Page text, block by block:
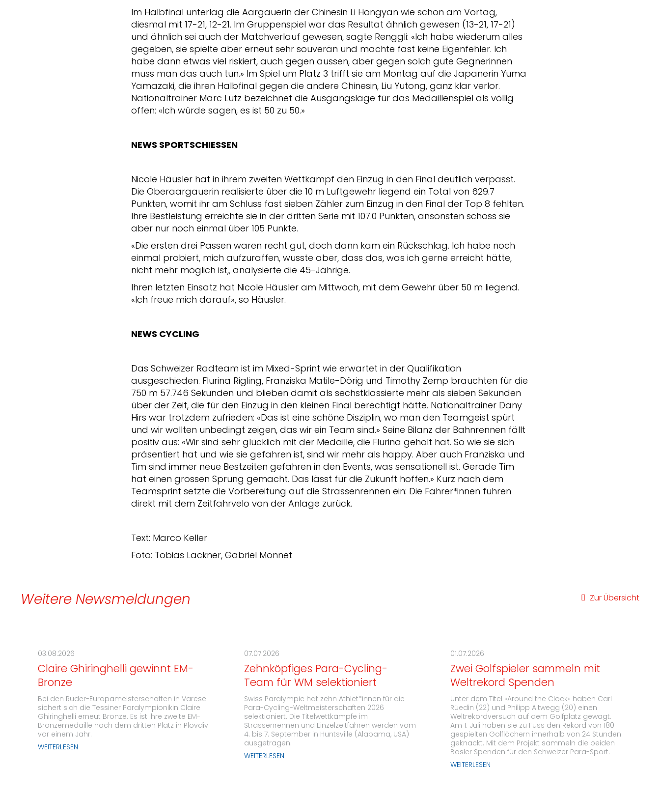
Im Halbfinal unterlag die Aargauerin der Chinesin Li Hongyan wie schon am Vortag,
diesmal mit 17-21, 12-21. Im Gruppenspiel war das Resultat ähnlich gewesen (13-21, 17-21)
und ähnlich sei auch der Matchverlauf gewesen, sagte Renggli: «Ich habe wiederum alles
gegeben, sie spielte aber erneut sehr souverän und machte fast keine Eigenfehler. Ich
habe dann etwas viel riskiert, auch gegen aussen, aber gegen solch gute Gegnerinnen
muss man das auch tun.» Im Spiel um Platz 3 trifft sie am Montag auf die Japanerin Yuma
Yamazaki, die ihren Halbfinal gegen die andere Chinesin, Liu Yutong, ganz klar verlor.
Nationaltrainer Marc Lutz bezeichnet die Ausgangslage für das Medaillenspiel als völlig
offen: «Ich würde sagen, es ist 50 zu 50.»
NEWS SPORTSCHIESSEN
Nicole Häusler hat in ihrem zweiten Wettkampf den Einzug in den Final deutlich verpasst.
Die Oberaargauerin realisierte über die 10 m Luftgewehr liegend ein Total von 629.7
Punkten, womit ihr am Schluss fast sieben Zähler zum Einzug in den Final der Top 8 fehlten.
Ihre Bestleistung erreichte sie in der dritten Serie mit 107.0 Punkten, ansonsten schoss sie
aber nur noch einmal über 105 Punkte.
«Die ersten drei Passen waren recht gut, doch dann kam ein Rückschlag. Ich habe noch
einmal probiert, mich aufzuraffen, wusste aber, dass das, was ich gerne erreicht hätte,
nicht mehr möglich ist,, analysierte die 45-Jährige.
Ihren letzten Einsatz hat Nicole Häusler am Mittwoch, mit dem Gewehr über 50 m liegend.
«Ich freue mich darauf», so Häusler.
NEWS CYCLING
Das Schweizer Radteam ist im Mixed-Sprint wie erwartet in der Qualifikation
ausgeschieden. Flurina Rigling, Franziska Matile-Dörig und Timothy Zemp brauchten für die
750 m 57.746 Sekunden und blieben damit als sechstklassierte mehr als sieben Sekunden
über der Zeit, die für den Einzug in den kleinen Final berechtigt hätte. Nationaltrainer Dany
Hirs war trotzdem zufrieden: «Das ist eine schöne Disziplin, wo man den Teamgeist spürt
und wir wollten unbedingt zeigen, das wir ein Team sind.» Seine Bilanz der Bahnrennen fällt
positiv aus: «Wir sind sehr glücklich mit der Medaille, die Flurina geholt hat. So wie sie sich
präsentiert hat und wie sie gefahren ist, sind wir mehr als happy. Aber auch Franziska und
Tim sind immer neue Bestzeiten gefahren in den Events, was sensationell ist. Gerade Tim
hat einen grossen Sprung gemacht. Das lässt für die Zukunft hoffen.» Kurz nach dem
Teamsprint setzte die Vorbereitung auf die Strassenrennen ein: Die Fahrer*innen fuhren
direkt mit dem Zeitfahrvelo von der Anlage zurück.
Text: Marco Keller
Foto: Tobias Lackner, Gabriel Monnet
Zur Übersicht
Weitere Newsmeldungen
03.08.2026
Claire Ghiringhelli gewinnt EM-
Bronze
Bei den Ruder-Europameisterschaften in Varese
sichert sich die Tessiner Paralympionikin Claire
Ghiringhelli erneut Bronze. Es ist ihre zweite EM-
Bronzemedaille nach dem dritten Platz in Plovdiv
vor einem Jahr.
WEITERLESEN
07.07.2026
Zehnköpfiges Para-Cycling-
Team für WM selektioniert
Swiss Paralympic hat zehn Athlet*innen für die
Para-Cycling-Weltmeisterschaften 2026
selektioniert. Die Titelwettkämpfe im
Strassenrennen und Einzelzeitfahren werden vom
4. bis 7. September in Huntsville (Alabama, USA)
ausgetragen.
WEITERLESEN
01.07.2026
Zwei Golfspieler sammeln mit
Weltrekord Spenden
Unter dem Titel «Around the Clock» haben Carl
Rüedin (22) und Philipp Altwegg (20) einen
Weltrekordversuch auf dem Golfplatz gewagt.
Am 1. Juli haben sie zu Fuss den Rekord von 180
gespielten Golflöchern innerhalb von 24 Stunden
geknackt. Mit dem Projekt sammeln die beiden
Basler Spenden für den Schweizer Para-Sport.
WEITERLESEN